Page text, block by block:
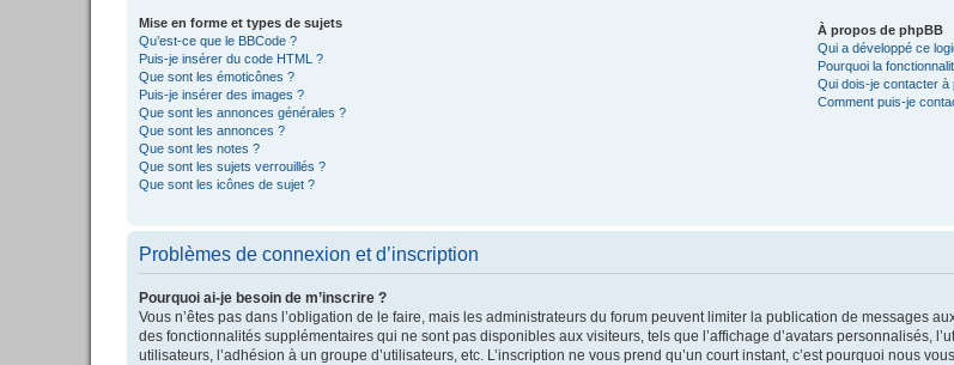
Mise en forme et types de sujets
Qu’est-ce que le BBCode ?
Puis-je insérer du code HTML ?
Que sont les émoticônes ?
Puis-je insérer des images ?
Que sont les annonces générales ?
Que sont les annonces ?
Que sont les notes ?
Que sont les sujets verrouillés ?
Que sont les icônes de sujet ?
À propos de phpBB
Qui a développé ce
Pourquoi la
Qui dois-je contacter à
Comment puis-je
Problèmes de connexion et d’inscription
Pourquoi ai-je besoin de m’inscrire ?
Vous n’êtes pas dans l’obligation de le faire, mais les administrateurs du forum peuvent limiter la publication de messages
des fonctionnalités supplémentaires qui ne sont pas disponibles aux visiteurs, tels que l’affichage d’avatars personnalisés,
utilisateurs, l’adhésion à un groupe d’utilisateurs, etc. L’inscription ne vous prend qu’un court instant, c’est pourquoi nous